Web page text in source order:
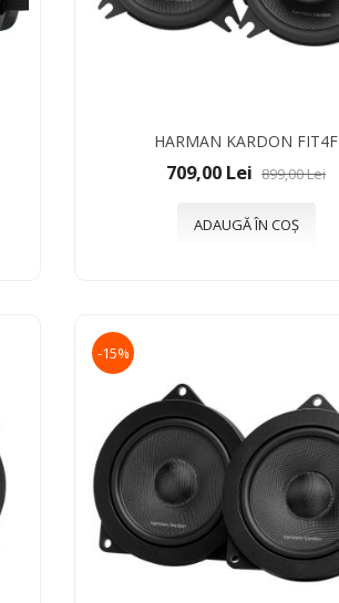
HARMAN KARDON FIT4F
709,00 Lei 899,00 Lei
ADAUGĂ ÎN COȘ
-15%